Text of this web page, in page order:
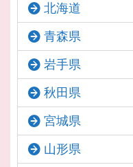
北海道
青森県
岩手県
秋田県
宮城県
山形県